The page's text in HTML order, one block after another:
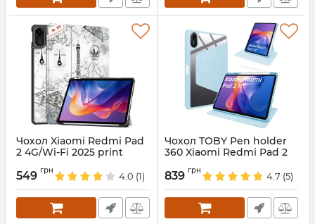
Чохол Xiaomi Redmi Pad
2 4G/Wi-Fi 2025 print
Артикул: 688002
549 грн
4.0 (1)
Чохол TOBY Pen holder
360 Xiaomi Redmi Pad 2
Артикул: 688551
839 грн
4.7 (5)